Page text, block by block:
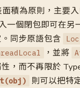
積為原則，主要
一個閉包即可在另
同步原語包含
，並將
，而不再限於
則可以把特